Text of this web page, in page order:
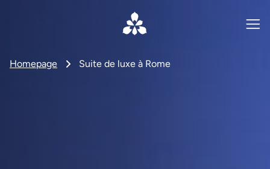
Homepage Suite de luxe à Rome